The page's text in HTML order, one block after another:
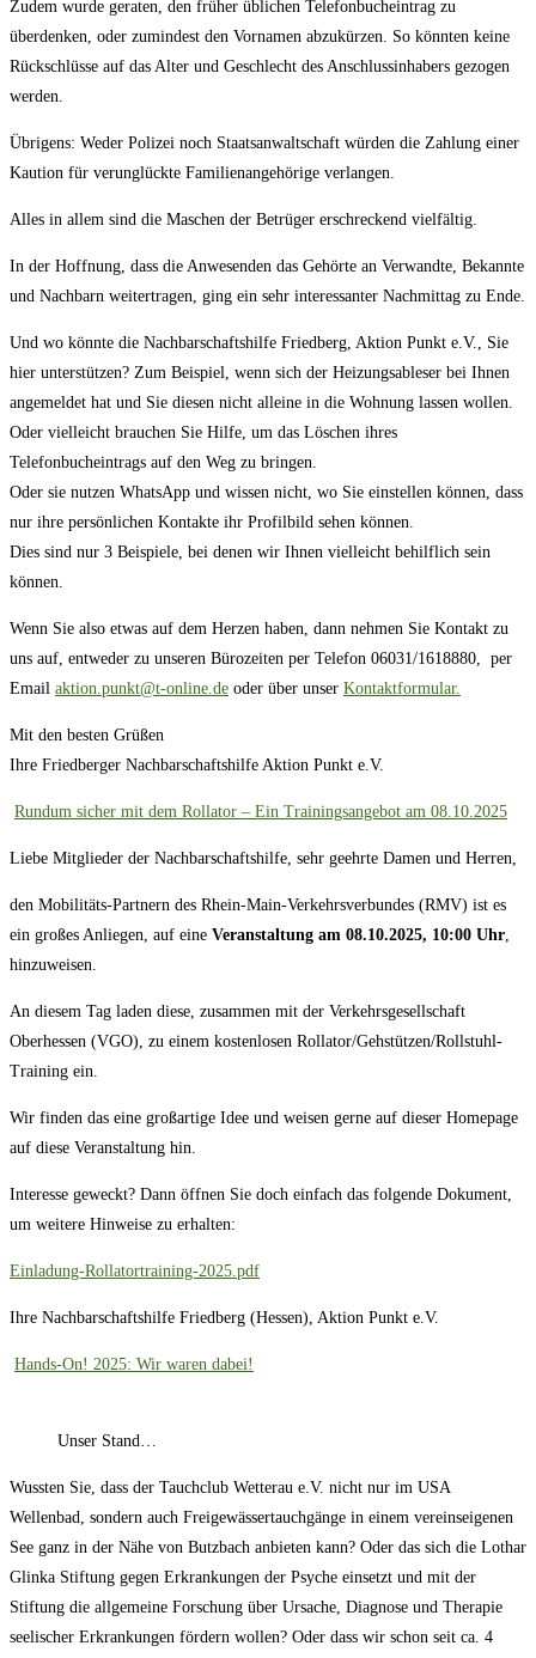
Zudem wurde geraten, den früher üblichen Telefonbucheintrag zu
überdenken, oder zumindest den Vornamen abzukürzen. So könnten keine
Rückschlüsse auf das Alter und Geschlecht des Anschlussinhabers gezogen
werden.
Übrigens: Weder Polizei noch Staatsanwaltschaft würden die Zahlung einer
Kaution für verunglückte Familienangehörige verlangen.
Alles in allem sind die Maschen der Betrüger erschreckend vielfältig.
In der Hoffnung, dass die Anwesenden das Gehörte an Verwandte, Bekannte
und Nachbarn weitertragen, ging ein sehr interessanter Nachmittag zu Ende.
Und wo könnte die Nachbarschaftshilfe Friedberg, Aktion Punkt e.V., Sie
hier unterstützen? Zum Beispiel, wenn sich der Heizungsableser bei Ihnen
angemeldet hat und Sie diesen nicht alleine in die Wohnung lassen wollen.
Oder vielleicht brauchen Sie Hilfe, um das Löschen ihres
Telefonbucheintrags auf den Weg zu bringen.
Oder sie nutzen WhatsApp und wissen nicht, wo Sie einstellen können, dass
nur ihre persönlichen Kontakte ihr Profilbild sehen können.
Dies sind nur 3 Beispiele, bei denen wir Ihnen vielleicht behilflich sein
können.
Wenn Sie also etwas auf dem Herzen haben, dann nehmen Sie Kontakt zu
uns auf, entweder zu unseren Bürozeiten per Telefon 06031/1618880, per
Email aktion.punkt@t-online.de oder über unser Kontaktformular.
Mit den besten Grüßen
Ihre Friedberger Nachbarschaftshilfe Aktion Punkt e.V.
Rundum sicher mit dem Rollator – Ein Trainingsangebot am 08.10.2025
Liebe Mitglieder der Nachbarschaftshilfe, sehr geehrte Damen und Herren,
den Mobilitäts-Partnern des Rhein-Main-Verkehrsverbundes (RMV) ist es
ein großes Anliegen, auf eine Veranstaltung am 08.10.2025, 10:00 Uhr,
hinzuweisen.
An diesem Tag laden diese, zusammen mit der Verkehrsgesellschaft
Oberhessen (VGO), zu einem kostenlosen Rollator/Gehstützen/Rollstuhl-
Training ein.
Wir finden das eine großartige Idee und weisen gerne auf dieser Homepage
auf diese Veranstaltung hin.
Interesse geweckt? Dann öffnen Sie doch einfach das folgende Dokument,
um weitere Hinweise zu erhalten:
Einladung-Rollatortraining-2025.pdf
Ihre Nachbarschaftshilfe Friedberg (Hessen), Aktion Punkt e.V.
Hands-On! 2025: Wir waren dabei!
Unser Stand…
Wussten Sie, dass der Tauchclub Wetterau e.V. nicht nur im USA
Wellenbad, sondern auch Freigewässertauchgänge in einem vereinseigenen
See ganz in der Nähe von Butzbach anbieten kann? Oder das sich die Lothar
Glinka Stiftung gegen Erkrankungen der Psyche einsetzt und mit der
Stiftung die allgemeine Forschung über Ursache, Diagnose und Therapie
seelischer Erkrankungen fördern wollen? Oder dass wir schon seit ca. 4